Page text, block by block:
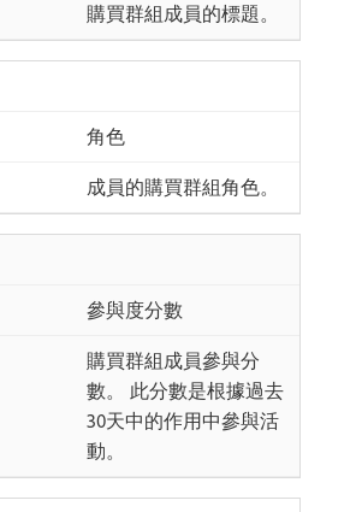
購買群組成員的標題。
角色
成員的購買群組角色。
參與度分數
購買群組成員參與分
數。 此分數是根據過去
30天中的作用中參與活
動。